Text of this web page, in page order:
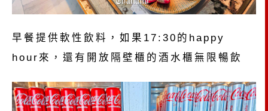
早餐提供軟性飲料，如果17:30的happy
hour來，還有開放隔壁櫃的酒水櫃無限暢飲